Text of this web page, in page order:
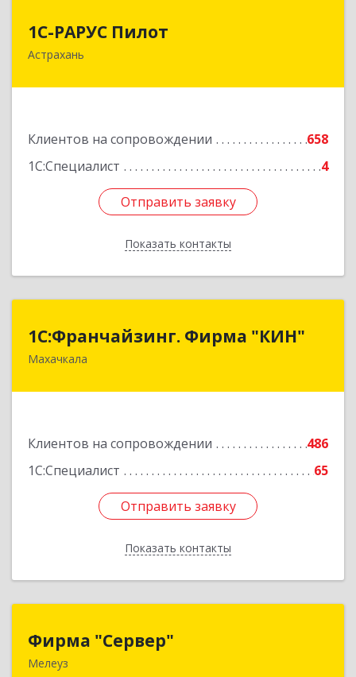
1С-РАРУС Пилот
Астрахань
Клиентов на сопровождении
658
1С:Специалист
4
Отправить заявку
Показать контакты
Отправить заявку
Назад
1С:Франчайзинг. Фирма "КИН"
Махачкала
Клиентов на сопровождении
486
1С:Специалист
65
Отправить заявку
Показать контакты
1С:Франчайзинг. Фирма "КИН"
367030, Дагестан Респ, Махачкала г, И.Казака
Отправить заявку
Назад
Фирма "Сервер"
Мелеуз
453852, Башкортостан Респ, Мелеузовский р-н,